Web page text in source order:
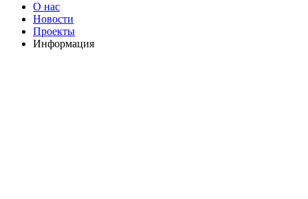
О нас
Новости
Проекты
Информация